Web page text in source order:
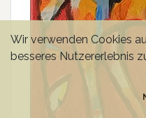
Wir verwenden Cookies
besseres Nutzererlebnis